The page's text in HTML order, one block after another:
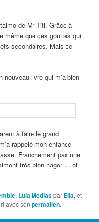
de Mr Titi. Grâce à
même que ces gouttes qui
secondaires. Mais ce
nouveau livre qui m’a bien
à faire le grand
rappelé mon enfance
Franchement pas une
très bien nager … et
, Lula Médiaspar Ella, et
avec sonpermalien.